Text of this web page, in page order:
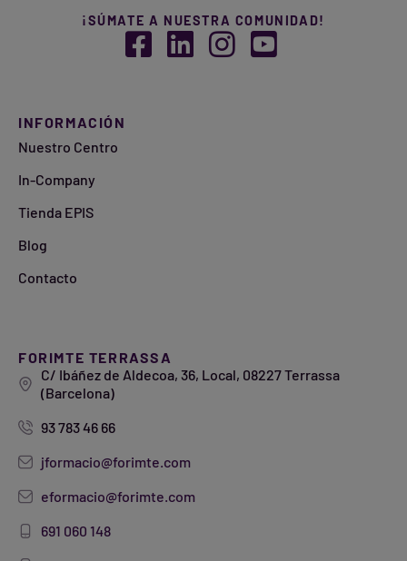
¡SÚMATE A NUESTRA COMUNIDAD!
INFORMACIÓN
Nuestro Centro
In-Company
Tienda EPIS
Blog
Contacto
FORIMTE TERRASSA
C/ Ibáñez de Aldecoa, 36, Local, 08227 Terrassa
(Barcelona)
93 783 46 66
jformacio@forimte.com
eformacio@forimte.com
691 060 148